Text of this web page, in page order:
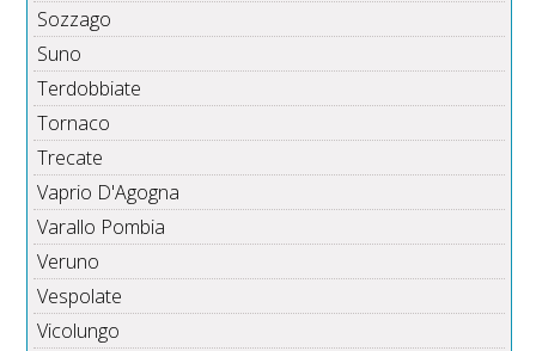
Sozzago
Suno
Terdobbiate
Tornaco
Trecate
Vaprio D'Agogna
Varallo Pombia
Veruno
Vespolate
Vicolungo